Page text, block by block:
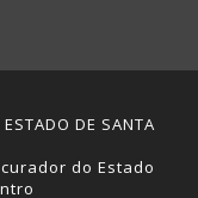
DE SANTA
do Estado